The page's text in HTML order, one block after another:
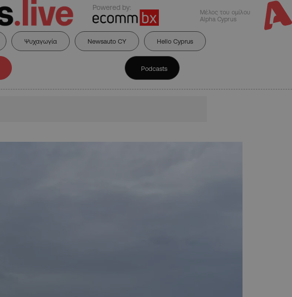
Powered by:
Μέλος του ομίλου
Alpha Cyprus
Ψυχαγωγία Newsauto CY Hello Cyprus
Podcasts